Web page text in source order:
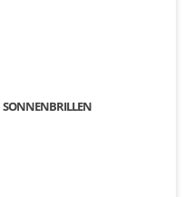
SONNENBRILLEN